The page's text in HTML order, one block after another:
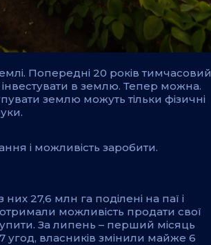
Попередні 20 років тимчасовий
в землю. Тепер можна.
землю можуть тільки фізичні
і можливість заробити.
27,6 млн га поділені на паї і
отримали можливість продати свої
За липень – перший місяць
угод, власників змінили майже 6